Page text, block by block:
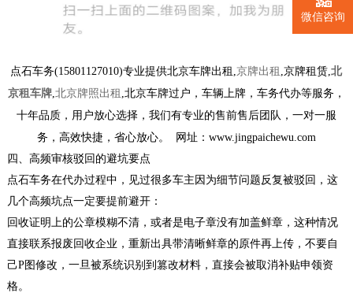
点石车务(15801127010)专业提供北京车牌出租,京牌出租 ,京牌租赁,北
京租车牌, 北京牌照出租 ,北京车牌过户，车辆上牌，车务代办等服务，
十年品质，用户放心选择，我们有专业的售前售后团队，一对一服
务，高效快捷，省心放心。 网址：www.jingpaichewu.com
四、高频审核驳回的避坑要点
点石车务在代办过程中，见过很多车主因为细节问题反复被驳回，这
几个高频坑点一定要提前避开：
回收证明上的公章模糊不清，或者是电子章没有加盖鲜章，这种情况
直接联系报废回收企业，重新出具带清晰鲜章的原件再上传，不要自
己P图修改，一旦被系统识别到篡改材料，直接会被取消补贴申领资
格。
微信咨询